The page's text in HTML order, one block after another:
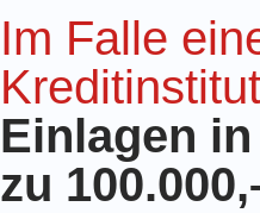
Im Falle
Einlagen
zu